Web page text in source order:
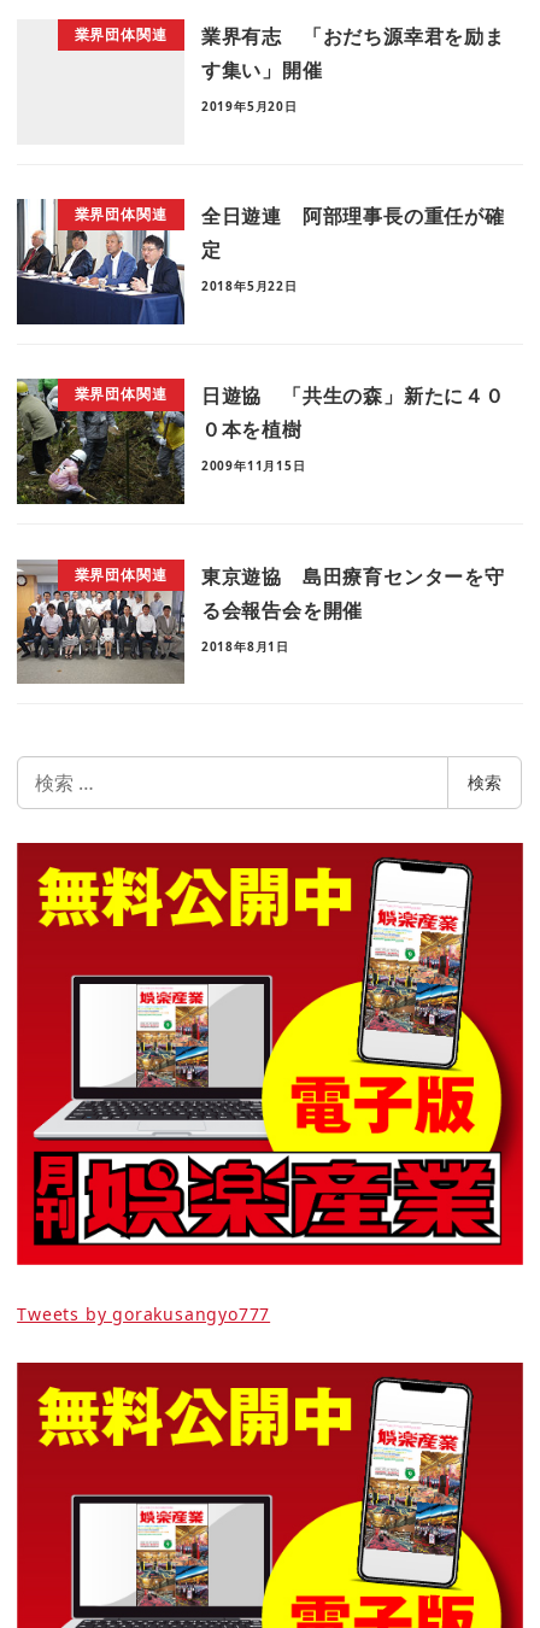
業界団体関連
業界有志 「おだち源幸君を励ま
す集い」開催
2019年5月20日
業界団体関連
全日遊連 阿部理事長の重任が確
定
2018年5月22日
業界団体関連
日遊協 「共生の森」新たに４０
０本を植樹
2009年11月15日
業界団体関連
東京遊協 島田療育センターを守
る会報告会を開催
2018年8月1日
索
検索
Tweets by gorakusangyo777